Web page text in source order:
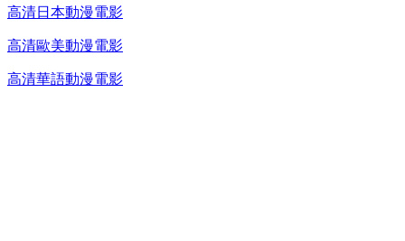
高清日本動漫電影
高清歐美動漫電影
高清華語動漫電影